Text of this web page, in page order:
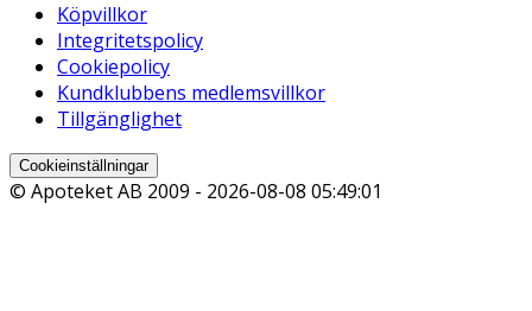
Köpvillkor
Integritetspolicy
Cookiepolicy
Kundklubbens medlemsvillkor
Tillgänglighet
Cookieinställningar
© Apoteket AB 2009 - 2026-08-08 05:49:01